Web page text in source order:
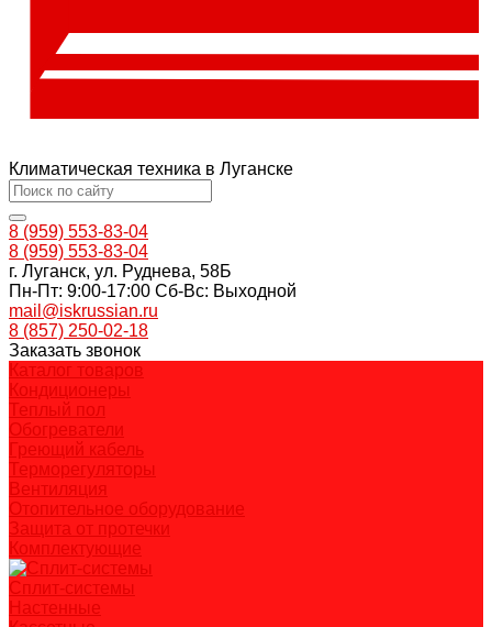
Климатическая техника в Луганске
8 (959) 553-83-04
8 (959) 553-83-04
г. Луганск, ул. Руднева, 58Б
Пн-Пт: 9:00-17:00 Cб-Вс: Выходной
mail@iskrussian.ru
8 (857) 250-02-18
Заказать звонок
Каталог товаров
Кондиционеры
Теплый пол
Обогреватели
Греющий кабель
Терморегуляторы
Вентиляция
Отопительное оборудование
Защита от протечки
Комплектующие
Сплит-системы
Настенные